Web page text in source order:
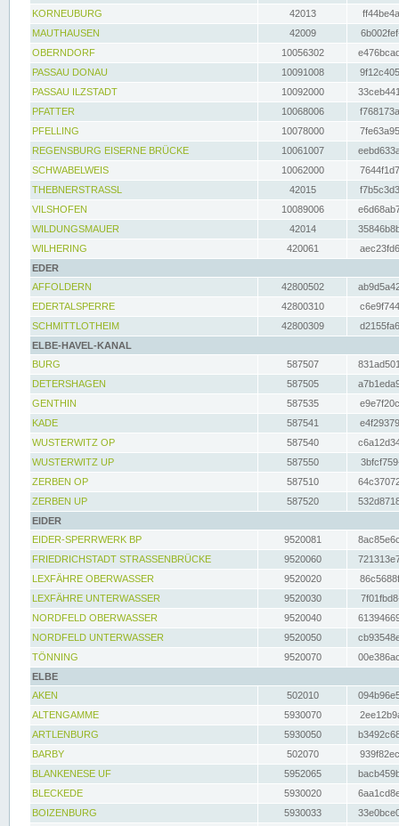
KORNEUBURG
42013
MAUTHAUSEN
42009
OBERNDORF
10056302
PASSAU DONAU
10091008
PASSAU ILZSTADT
10092000
PFATTER
10068006
PFELLING
10078000
REGENSBURG EISERNE BRÜCKE
10061007
SCHWABELWEIS
10062000
THEBNERSTRASSL
42015
VILSHOFEN
10089006
WILDUNGSMAUER
42014
WILHERING
420061
EDER
AFFOLDERN
42800502
EDERTALSPERRE
42800310
SCHMITTLOTHEIM
42800309
ELBE-HAVEL-KANAL
BURG
587507
DETERSHAGEN
587505
GENTHIN
587535
KADE
587541
WUSTERWITZ OP
587540
WUSTERWITZ UP
587550
ZERBEN OP
587510
ZERBEN UP
587520
EIDER
EIDER-SPERRWERK BP
9520081
FRIEDRICHSTADT STRASSENBRÜCKE
9520060
LEXFÄHRE OBERWASSER
9520020
LEXFÄHRE UNTERWASSER
9520030
NORDFELD OBERWASSER
9520040
NORDFELD UNTERWASSER
9520050
TÖNNING
9520070
ELBE
AKEN
502010
ALTENGAMME
5930070
ARTLENBURG
5930050
BARBY
502070
BLANKENESE UF
5952065
BLECKEDE
5930020
BOIZENBURG
5930033